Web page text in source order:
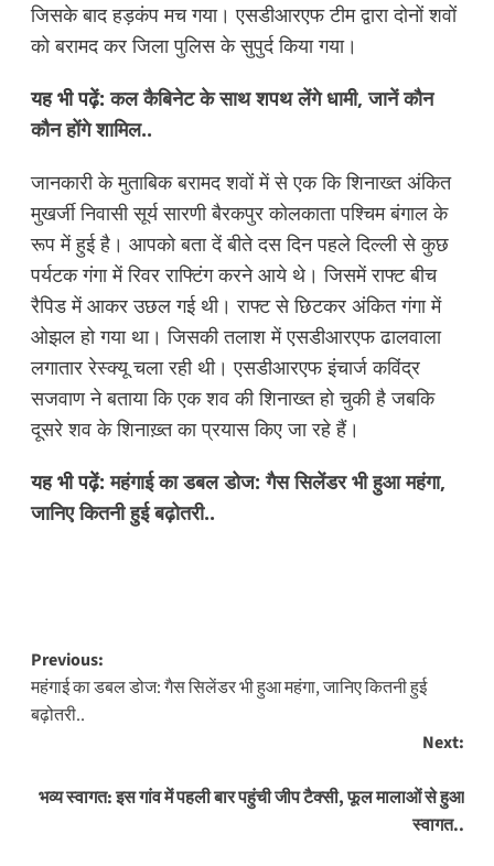
जिसके बाद हड़कंप मच गया। एसडीआरएफ टीम द्वारा दोनों शवों
को बरामद कर जिला पुलिस के सुपुर्द किया गया।
यह भी पढ़ें:कल कैबिनेट के साथ शपथ लेंगे धामी, जानें कौन
कौन होंगे शामिल..
जानकारी के मुताबिक बरामद शवों में से एक कि शिनाख्त अंकित
मुखर्जी निवासी सूर्य सारणी बैरकपुर कोलकाता पश्चिम बंगाल के
रूप में हुई है। आपको बता दें बीते दस दिन पहले दिल्ली से कुछ
पर्यटक गंगा में रिवर राफ्टिंग करने आये थे। जिसमें राफ्ट बीच
रैपिड में आकर उछल गई थी। राफ्ट से छिटकर अंकित गंगा में
ओझल हो गया था। जिसकी तलाश में एसडीआरएफ ढालवाला
लगातार रेस्क्यू चला रही थी। एसडीआरएफ इंचार्ज कविंद्र
सजवाण ने बताया कि एक शव की शिनाख्त हो चुकी है जबकि
दूसरे शव के शिनाख़्त का प्रयास किए जा रहे हैं।
यह भी पढ़ें: महंगाई का डबल डोज: गैस सिलेंडर भी हुआ महंगा,
जानिए कितनी हुई बढ़ोतरी..
Post
navigation
Previous:
महंगाई का डबल डोज: गैस सिलेंडर भी हुआ महंगा, जानिए कितनी हुई
बढ़ोतरी..
Next:
भव्य स्वागत: इस गांव में पहली बार पहुंची जीप टैक्सी, फूल मालाओं से हुआ
स्वागत..